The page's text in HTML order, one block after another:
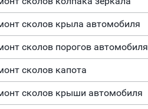
сколов крыла автомобиля
сколов порогов автомобиля
сколов капота
сколов крыши автомобиля